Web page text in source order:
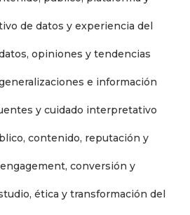
de datos y experiencia del
opiniones y tendencias
e información
y cuidado interpretativo
contenido, reputación y
conversión y
ética y transformación del